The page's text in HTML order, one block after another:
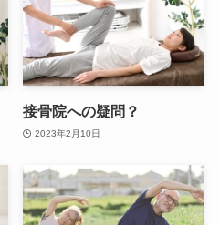
接骨院への疑問？
2023年2月10日